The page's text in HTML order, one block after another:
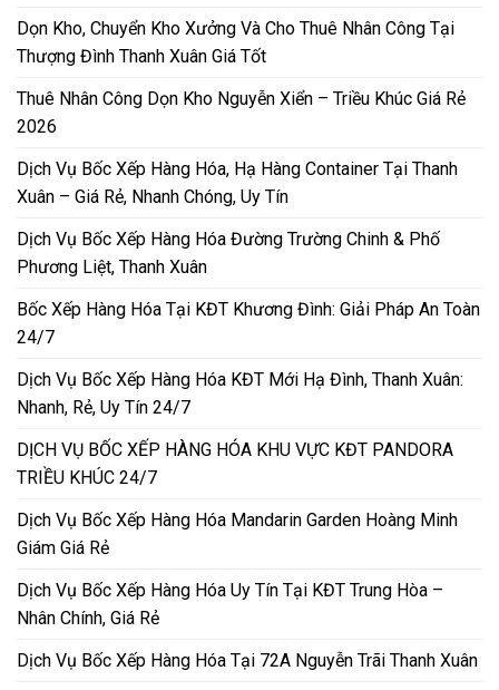
Dọn Kho, Chuyển Kho Xưởng Và Cho Thuê Nhân Công Tại
Thượng Đình Thanh Xuân Giá Tốt
Thuê Nhân Công Dọn Kho Nguyễn Xiển – Triều Khúc Giá Rẻ
2026
Dịch Vụ Bốc Xếp Hàng Hóa, Hạ Hàng Container Tại Thanh
Xuân – Giá Rẻ, Nhanh Chóng, Uy Tín
Dịch Vụ Bốc Xếp Hàng Hóa Đường Trường Chinh & Phố
Phương Liệt, Thanh Xuân
Bốc Xếp Hàng Hóa Tại KĐT Khương Đình: Giải Pháp An Toàn
24/7
Dịch Vụ Bốc Xếp Hàng Hóa KĐT Mới Hạ Đình, Thanh Xuân:
Nhanh, Rẻ, Uy Tín 24/7
DỊCH VỤ BỐC XẾP HÀNG HÓA KHU VỰC KĐT PANDORA
TRIỀU KHÚC 24/7
Dịch Vụ Bốc Xếp Hàng Hóa Mandarin Garden Hoàng Minh
Giám Giá Rẻ
Dịch Vụ Bốc Xếp Hàng Hóa Uy Tín Tại KĐT Trung Hòa –
Nhân Chính, Giá Rẻ
Dịch Vụ Bốc Xếp Hàng Hóa Tại 72A Nguyễn Trãi Thanh Xuân